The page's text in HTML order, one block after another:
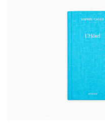
taxe incluse